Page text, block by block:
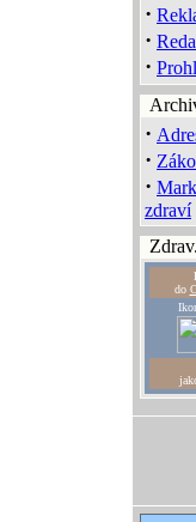
·
·
·
·
·
·
zdraví
do